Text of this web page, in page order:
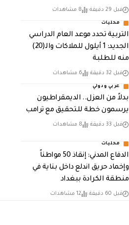
قبل 29 دقيقة 8 مشاهدات
محليات
التربية تحدد موعد العام الدراسي
الجديد: 1 أيلول للملاكات والـ(20)
منه للطلبة
قبل 32 دقيقة 6 مشاهدات
عربي ودولي
بدلاً من العزل.. الديمقراطيون
يرسمون خطة للتحقيق مع ترامب
قبل 33 دقيقة 8 مشاهدات
محليات
الدفاع المدني: إنقاذ 50 مواطناً
وإخماد حريق اندلع داخل بناية في
منطقة الكرادة ببغداد
قبل 60 دقيقة 12 مشاهدات